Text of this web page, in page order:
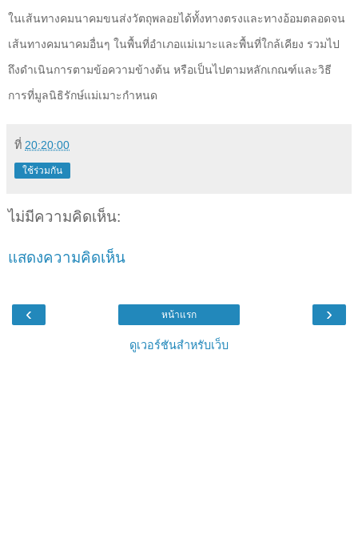
ในเส้นทางคมนาคมขนส่งวัตถุพลอยได้ทั้งทางตรงและทางอ้อมตลอดจน
เส้นทางคมนาคมอื่นๆ ในพื้นที่อำเภอแม่เมาะและพื้นที่ใกล้เคียง รวมไป
ถึงดำเนินการตามข้อความข้างต้น หรือเป็นไปตามหลักเกณฑ์และวิธี
การที่มูลนิธิรักษ์แม่เมาะกำหนด
ที่ 20:20:00
ใช้ร่วมกัน
ไม่มีความคิดเห็น:
แสดงความคิดเห็น
‹ ›
หน้าแรก
ดูเวอร์ชันสำหรับเว็บ